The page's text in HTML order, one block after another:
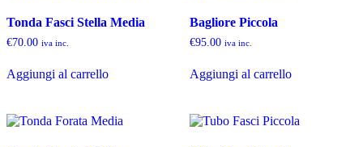
Tonda Fasci Stella Media
€70.00 iva inc.
Aggiungi al carrello
Bagliore Piccola
€95.00 iva inc.
Aggiungi al carrello